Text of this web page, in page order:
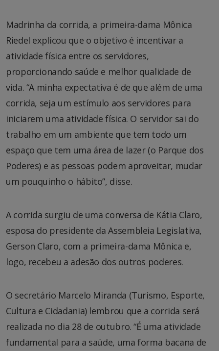
Madrinha da corrida, a primeira-dama Mônica
Riedel explicou que o objetivo é incentivar a
atividade física entre os servidores,
proporcionando saúde e melhor qualidade de
vida. “A minha expectativa é de que além de uma
corrida, seja um estímulo aos servidores para
iniciarem uma atividade física. O servidor sai do
trabalho em um ambiente que tem todo um
espaço que tem uma área de lazer (o Parque dos
Poderes) e as pessoas podem aproveitar, mudar
um pouquinho o hábito”, disse.
A corrida surgiu de uma conversa de Kátia Claro,
esposa do presidente da Assembleia Legislativa,
Gerson Claro, com a primeira-dama Mônica e,
logo, recebeu a adesão dos outros poderes.
O secretário Marcelo Miranda (Turismo, Esporte,
Cultura e Cidadania) lembrou que a corrida será
realizada no dia 28 de outubro. “É uma atividade
fundamental para a saúde, uma forma bacana de